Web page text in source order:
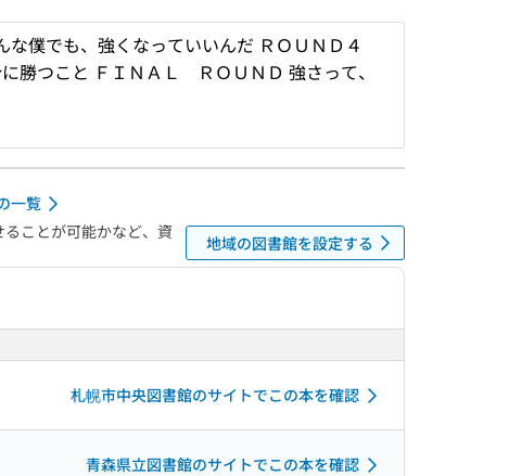
僕でも、強くなっていいんだ ＲＯＵＮＤ４
勝つこと ＦＩＮＡＬ ＲＯＵＮＤ 強さって、
一覧
ことが可能かなど、資
地域の図書館を設定する
札幌市中央図書館のサイトでこの本を確認
青森県立図書館のサイトでこの本を確認